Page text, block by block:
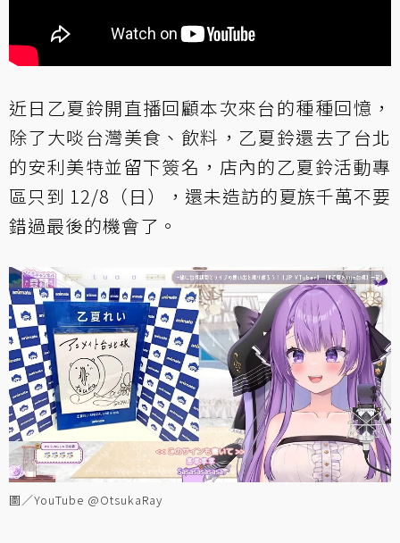
近日乙夏鈴開直播回顧本次來台的種種回憶，
除了大啖台灣美食、飲料，乙夏鈴還去了台北
的安利美特並留下簽名，店內的乙夏鈴活動專
區只到 12/8（日），還未造訪的夏族千萬不要
錯過最後的機會了。
圖／YouTube @OtsukaRay